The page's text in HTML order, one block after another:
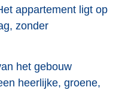
appartement ligt op
zonder
het gebouw
heerlijke, groene,